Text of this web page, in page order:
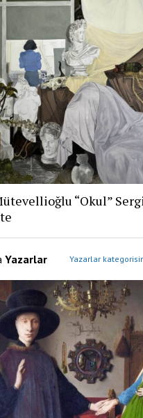
“Okul”
Yazarlar Yazarlar